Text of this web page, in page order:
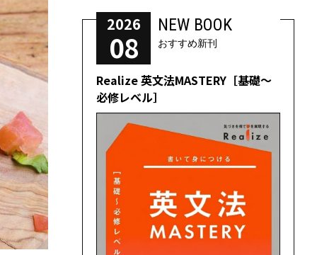
2026
08
NEW BOOK
おすすめ新刊
Realize 英文法MASTERY［基礎～
必修レベル］